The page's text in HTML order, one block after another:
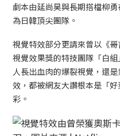
劇本由延尚昊與長期搭檔柳
為日韓頂尖團隊。
視覺特效部分更請來曾以《
視覺效果獎的特技團隊「白
人長出血肉的爆裂視覺，還
效，都被網友大讚根本是「
彩。